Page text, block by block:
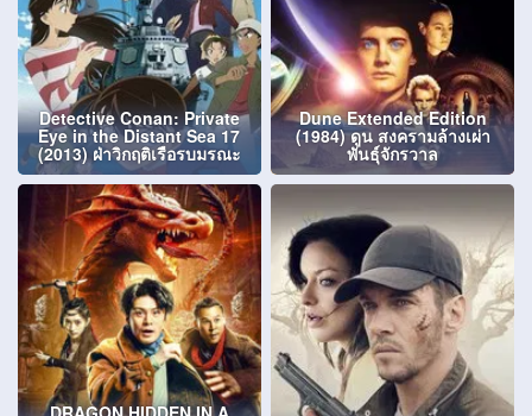
Detective Conan: Private
Eye in the Distant Sea 17
(2013) ฝ่าวิกฤติเรือรบมรณะ
Dune Extended Edition
(1984) ดูน สงครามล้างเผ่า
พันธุ์จักรวาล